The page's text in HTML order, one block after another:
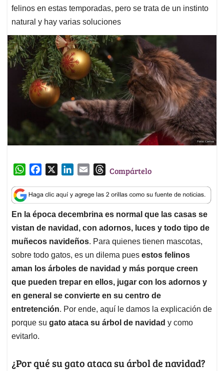
felinos en estas temporadas, pero se trata de un instinto
natural y hay varias soluciones
W
a
t
s
A
p
p
c
e
b
o
o
k
n
k
e
d
I
n
a
i
l
T
r
e
a
d
s
Compártelo
En la época decembrina es normal que las casas se
vistan de navidad, con adornos, luces y todo tipo de
muñecos navideños. Para quienes tienen mascotas,
sobre todo gatos, es un dilema pues estos felinos
aman los árboles de navidad y más porque creen
que pueden trepar en ellos, jugar con los adornos y
en general se convierte en su centro de
entretención. Por ende, aquí le damos la explicación de
porque su gato ataca su árbol de navidad y como
evitarlo.
¿Por qué su gato ataca su árbol de navidad?